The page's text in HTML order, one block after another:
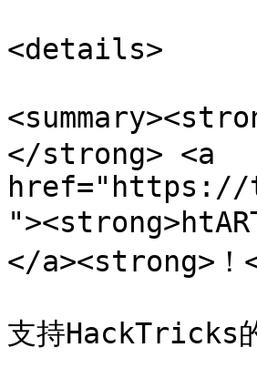
<details>
</strong> <a
href="https://
</a><strong>！
支持HackTricks